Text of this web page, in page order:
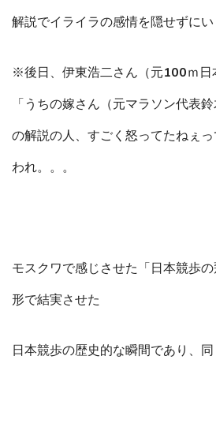
解説でイライラの感情を隠せずにい
※後日、伊東浩二さん（元100ｍ日
「うちの嫁さん（元マラソン代表
の解説の人、すごく怒ってたねぇ
われ。。。
モスクワで感じさせた「日本競歩
形で結実させた
日本競歩の歴史的な瞬間であり、